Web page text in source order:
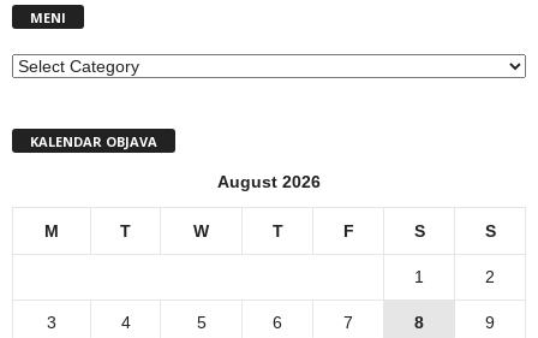
MENI
MENI
KALENDAR OBJAVA
August 2026
M T W T F S S
1 2
3 4 5 6 7 8 9